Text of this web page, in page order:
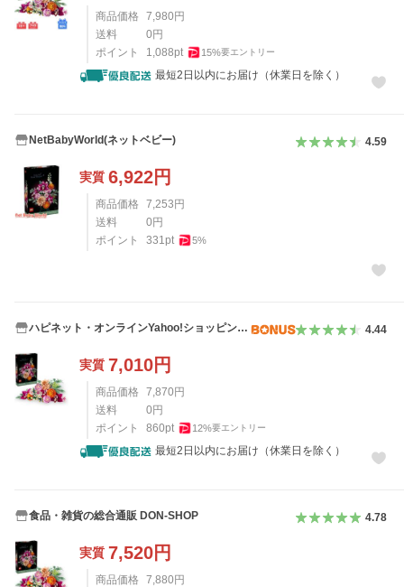
商品価格 7,980 円
送料
0 円
ポイント
1,088pt 15%要エントリー
最短2日以内にお届け（休業日を除く）
NetBabyWorld(ネットベビー) 4.59
実質 6,922円
商品価格 7,253 円
送料
0 円
ポイント
331pt 5%
ハピネット・オンラインYahoo!ショッピング
4.44
実質 7,010円
商品価格 7,870 円
送料
0 円
ポイント
860pt 12%要エントリー
最短2日以内にお届け（休業日を除く）
食品・雑貨の総合通販 DON-SHOP 4.78
実質 7,520円
商品価格 7,880 円